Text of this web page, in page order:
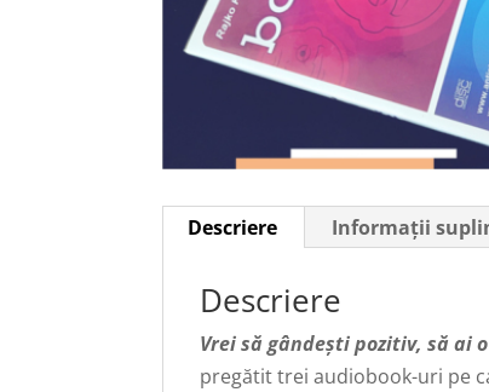
Descriere Informații
Descriere
Vrei să gândești pozitiv, să
pregătit trei audiobook-uri pe